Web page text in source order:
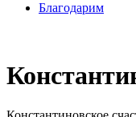
Благодарим